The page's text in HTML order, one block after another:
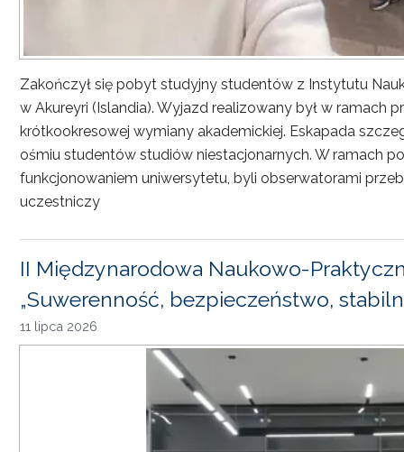
Zakończył się pobyt studyjny studentów z Instytutu
w Akureyri (Islandia). Wyjazd realizowany był w ramach
krótkookresowej wymiany akademickiej. Eskapada
ośmiu studentów studiów niestacjonarnych. W ramach
funkcjonowaniem uniwersytetu, byli obserwatorami
uczestniczy
II Międzynarodowa Naukowo-
„Suwerenność, bezpieczeństwo,
11 lipca 2026